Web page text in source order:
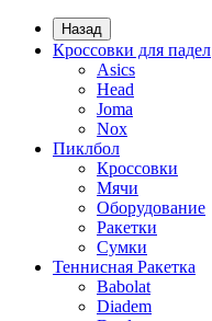
Назад
Кроссовки для падел
Asics
Head
Joma
Nox
Пиклбол
Кроссовки
Мячи
Оборудование
Ракетки
Сумки
Теннисная Ракетка
Babolat
Diadem